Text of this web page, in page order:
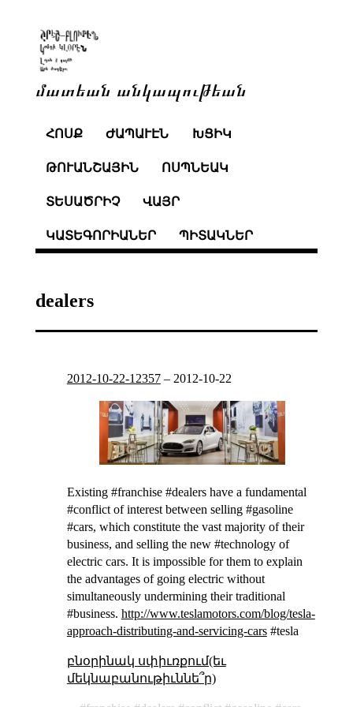
մատեան անկապութեան
ՀՈՍՔ ԺԱՊԱՒԷՆ ԽՑԻԿ
ԹՈՒԱՆՇԱՅԻՆ ՈՍՊՆԵԱԿ
ՏԵՍԱԾՐԻՉ ՎԱՅՐ
ԿԱՏԵԳՈՐԻԱՆԵՐ ՊԻՏԱԿՆԵՐ
dealers
2012-10-22-12357– 2012-10-22
Existing #franchise #dealers have a fundamental
#conflict of interest between selling #gasoline
#cars, which constitute the vast majority of their
business, and selling the new #technology of
electric cars. It is impossible for them to explain
the advantages of going electric without
simultaneously undermining their traditional
#business. http://www.teslamotors.com/blog/tesla-
approach-distributing-and-servicing-cars#tesla
բնօրինակ սփիւռքում(եւ
մեկնաբանութիւննե՞ր)